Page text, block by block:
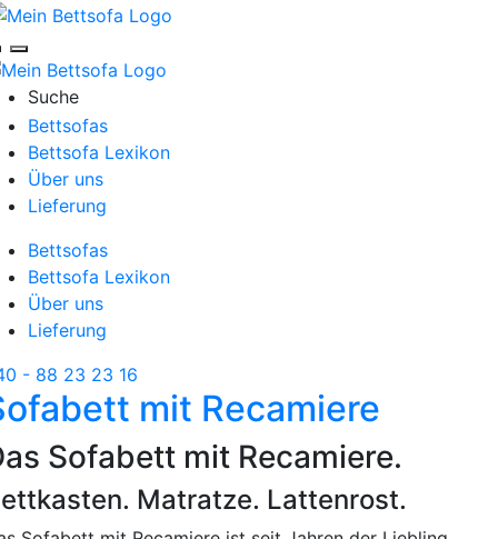
Suche
Bettsofas
Bettsofa Lexikon
Über uns
Lieferung
Bettsofas
Bettsofa Lexikon
Über uns
Lieferung
- 88 23 23 16
mit Recamiere
Sofabett mit Recamiere.
Matratze. Lattenrost.